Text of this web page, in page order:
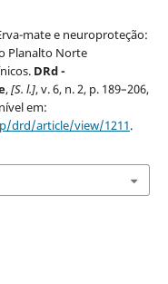
mate e neuroproteção:
Planalto Norte
DRd -
,[S. l.], v. 6, n. 2, p. 189–206,
em:
drd/article/view/1211.